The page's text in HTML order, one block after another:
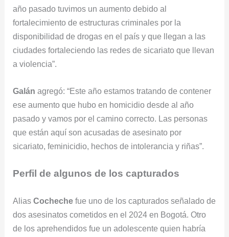
año pasado tuvimos un aumento debido al
fortalecimiento de estructuras criminales por la
disponibilidad de drogas en el país y que llegan a las
ciudades fortaleciendo las redes de sicariato que llevan
a violencia”.
Galán agregó: “Este año estamos tratando de contener
ese aumento que hubo en homicidio desde al año
pasado y vamos por el camino correcto. Las personas
que están aquí son acusadas de asesinato por
sicariato, feminicidio, hechos de intolerancia y riñas”.
Perfil de algunos de los capturados
AliasCocheche fue uno de los capturados señalado de
dos asesinatos cometidos en el 2024 en Bogotá. Otro
de los aprehendidos fue un adolescente quien habría